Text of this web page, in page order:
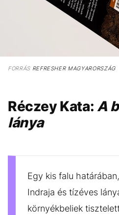
FORRÁSREFRESHER MAGYARORSZÁG
Réczey Kata: A
lánya
Egy kis falu
Indraja és tízéves
környékbeliek